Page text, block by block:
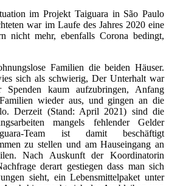
im Projekt Taiguara in São Paulo
war im Laufe des Jahres 2020 eine
nicht mehr, ebenfalls Corona bedingt,
Familien die beiden Häuser.
sich als schwierig, Der Unterhalt war
Spenden kaum aufzubringen, Anfang
wieder aus, und gingen an die
Derzeit (Stand: April 2021) sind die
mangels fehlender Gelder
Team ist damit beschäftigt
zu stellen und am Hauseingang an
Nach Auskunft der Koordinatorin
derart gestiegen dass man sich
sieht, ein Lebensmittelpaket unter